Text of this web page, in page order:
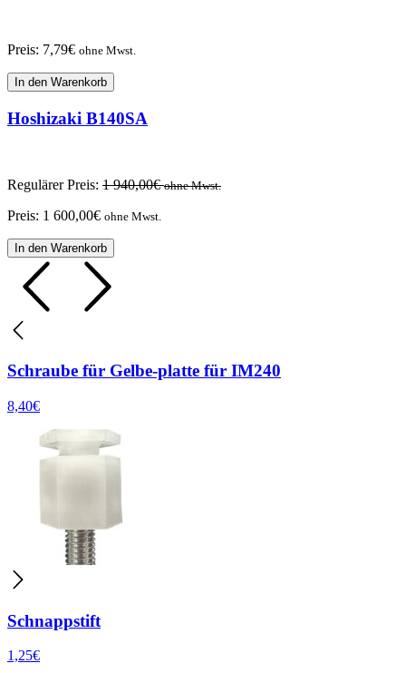
Preis: 7,79€ ohne Mwst.
In den Warenkorb
Hoshizaki B140SA
Regulärer Preis: 1 940,00€ ohne Mwst.
Preis: 1 600,00€ ohne Mwst.
In den Warenkorb
Schraube für Gelbe-platte für IM240
8,40€
Schnappstift
1,25€